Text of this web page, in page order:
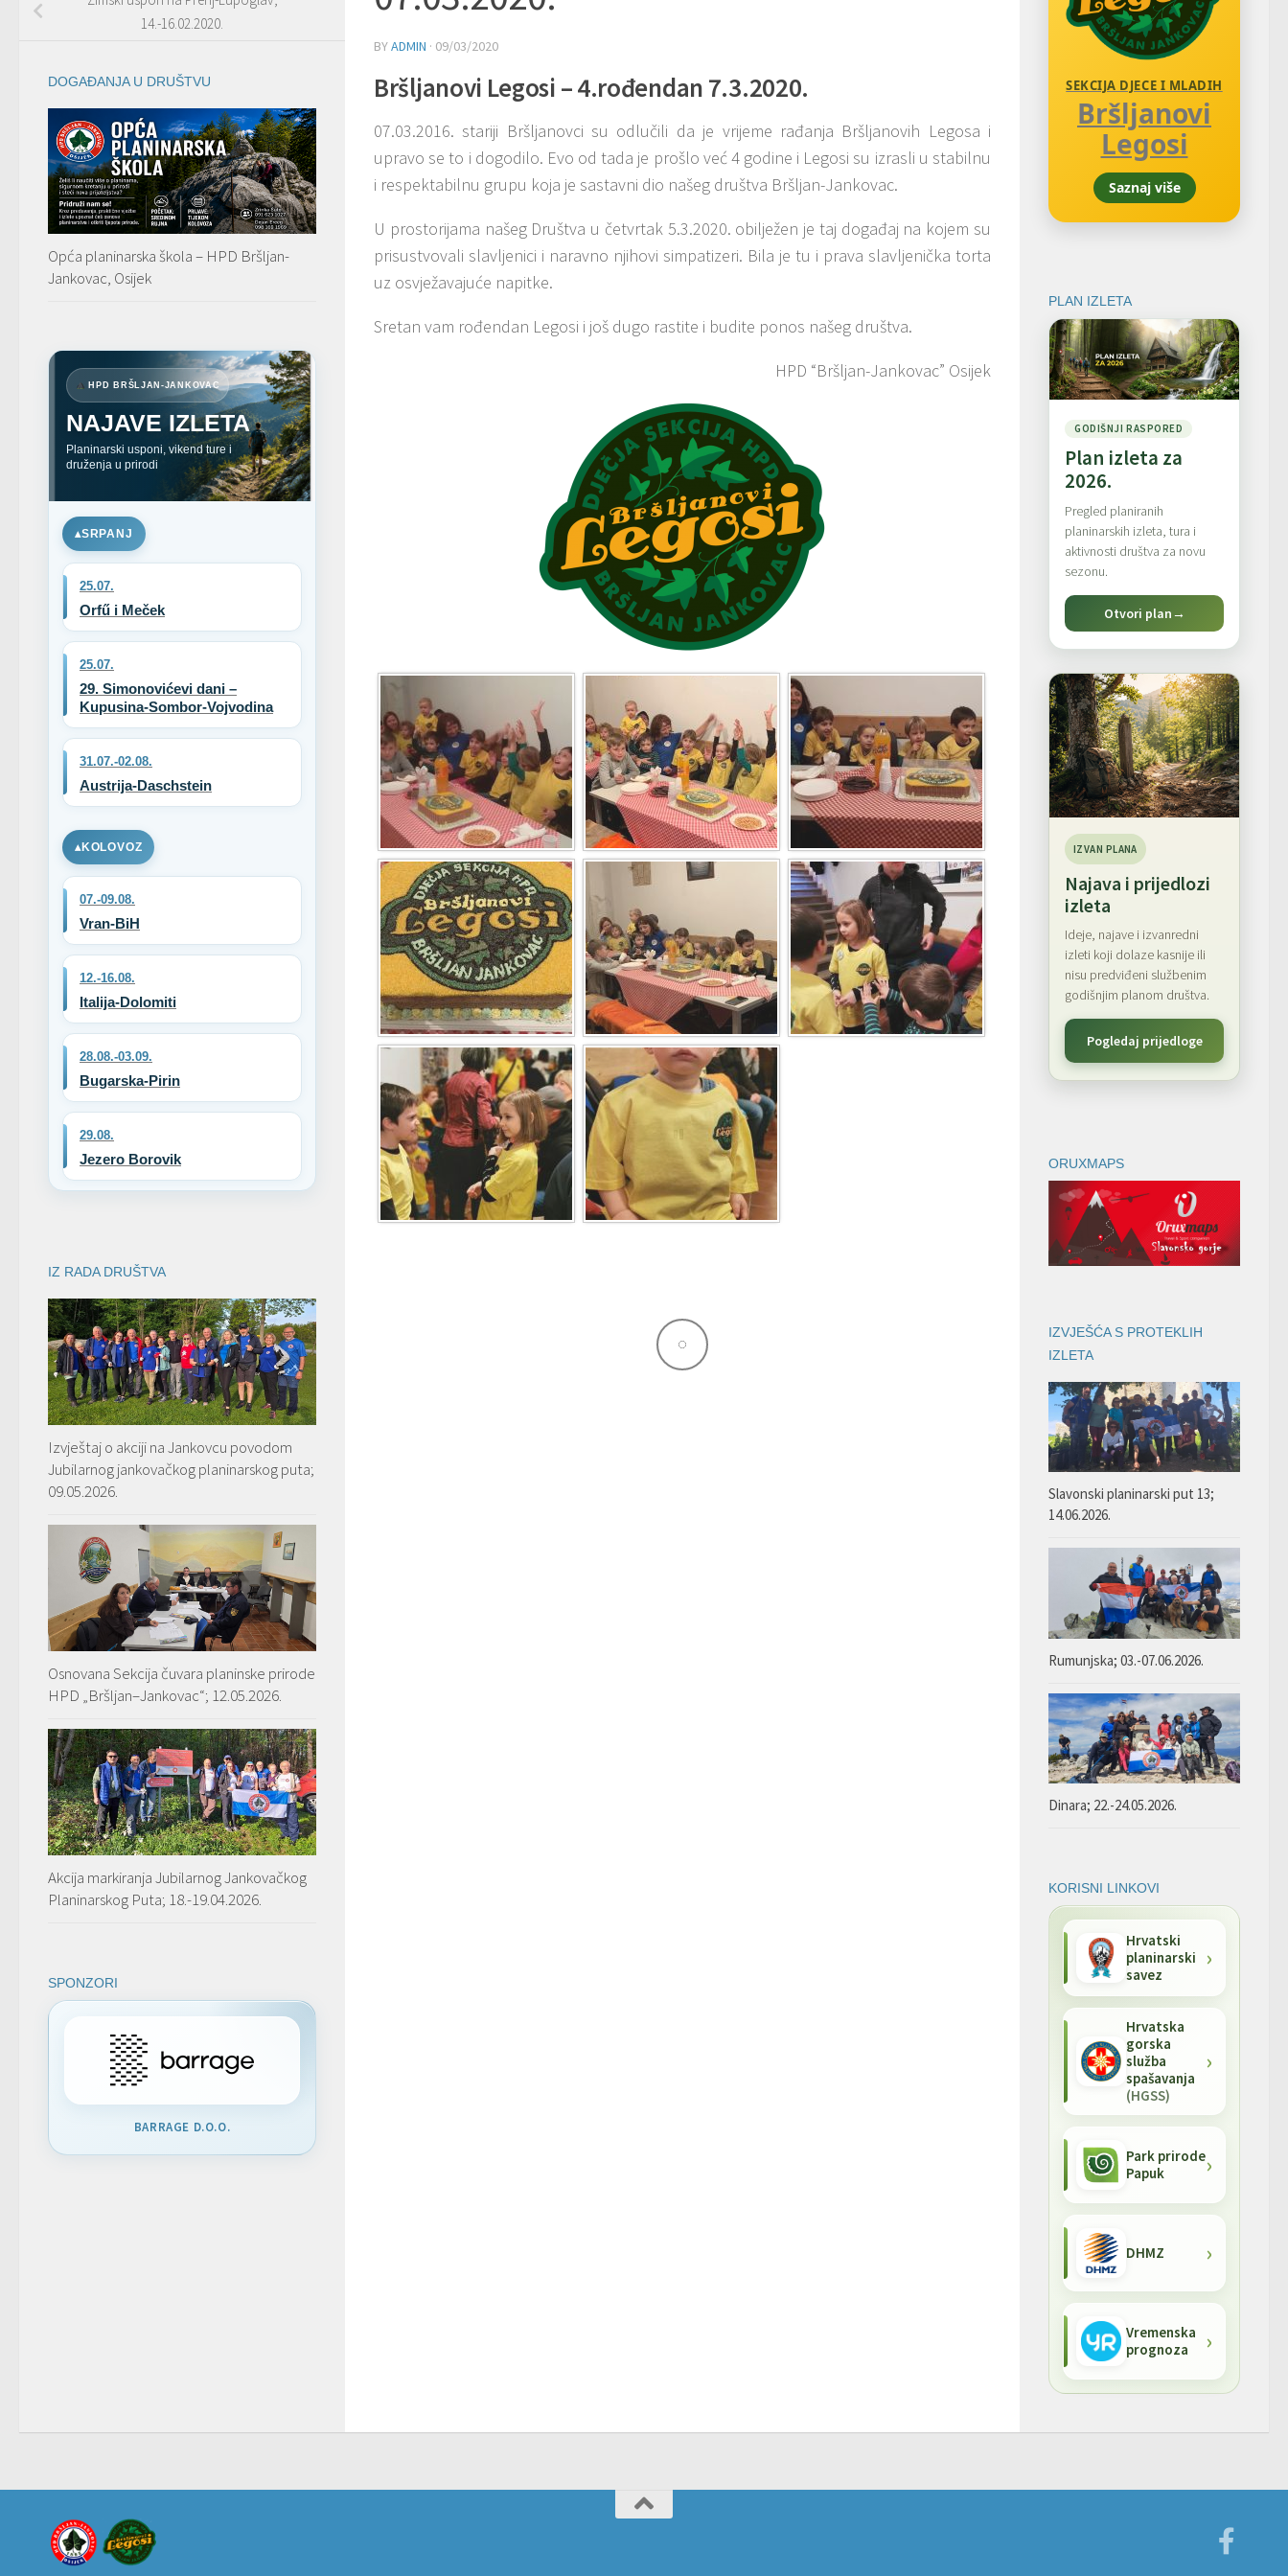
BYADMIN · 09/03/2020
Bršljanovi Legosi – 4.rođendan 7.3.2020.
07.03.2016. stariji Bršljanovci su odlučili da je vrijeme rađanja Bršljanovih Legosa i
upravo se to i dogodilo. Evo od tada je prošlo već 4 godine i Legosi su izrasli u stabilnu
i respektabilnu grupu koja je sastavni dio našeg društva Bršljan-Jankovac.
U prostorijama našeg Društva u četvrtak 5.3.2020. obilježen je taj događaj na kojem su
prisustvovali slavljenici i naravno njihovi simpatizeri. Bila je tu i prava slavljenička torta
uz osvježavajuće napitke.
Sretan vam rođendan Legosi i još dugo rastite i budite ponos našeg društva.
HPD “Bršljan-Jankovac” Osijek
14.-16.02.2020.
DOGAĐANJA U DRUŠTVU
Opća planinarska škola – HPD Bršljan-
Jankovac, Osijek
HPD BRŠLJAN-JANKOVAC
NAJAVE IZLETA
Planinarski usponi, vikend ture i
druženja u prirodi
SRPANJ
25.07.
Orfű i Meček
25.07.
29. Simonovićevi dani –
Kupusina-Sombor-Vojvodina
31.07.-02.08.
Austrija-Daschstein
KOLOVOZ
07.-09.08.
Vran-BiH
12.-16.08.
Italija-Dolomiti
28.08.-03.09.
Bugarska-Pirin
29.08.
Jezero Borovik
IZ RADA DRUŠTVA
Izvještaj o akciji na Jankovcu povodom
Jubilarnog jankovačkog planinarskog puta;
09.05.2026.
Osnovana Sekcija čuvara planinske prirode
HPD „Bršljan–Jankovac“; 12.05.2026.
Akcija markiranja Jubilarnog Jankovačkog
Planinarskog Puta; 18.-19.04.2026.
SPONZORI
BARRAGE D.O.O.
SEKCIJA DJECE I MLADIH
Bršljanovi
Legosi
Saznaj više
PLAN IZLETA
GODIŠNJI RASPORED
Plan izleta za
2026.
Pregled planiranih
planinarskih izleta, tura i
aktivnosti društva za novu
sezonu.
Otvori plan→
IZVAN PLANA
Najava i prijedlozi
izleta
Ideje, najave i izvanredni
izleti koji dolaze kasnije ili
nisu predviđeni službenim
godišnjim planom društva.
Pogledaj prijedloge
ORUXMAPS
IZVJEŠĆA S PROTEKLIH
IZLETA
Slavonski planinarski put 13;
14.06.2026.
Rumunjska; 03.-07.06.2026.
Dinara; 22.-24.05.2026.
KORISNI LINKOVI
Hrvatski
planinarski
savez
Hrvatska
gorska
služba
spašavanja
(HGSS)
Park prirode
Papuk
DHMZ
Vremenska
prognoza